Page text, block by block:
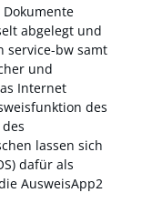
abgelegt und
service-bw samt
und
Internet
des
lassen sich
dafür als
AusweisApp2